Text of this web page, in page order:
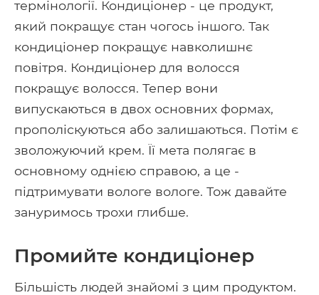
термінології. Кондиціонер - це продукт,
який покращує стан чогось іншого. Так
кондиціонер покращує навколишнє
повітря. Кондиціонер для волосся
покращує волосся. Тепер вони
випускаються в двох основних формах,
прополіскуються або залишаються. Потім є
зволожуючий крем. Її мета полягає в
основному однією справою, а це -
підтримувати вологе вологе. Тож давайте
зануримось трохи глибше.
Промийте кондиціонер
Більшість людей знайомі з цим продуктом.